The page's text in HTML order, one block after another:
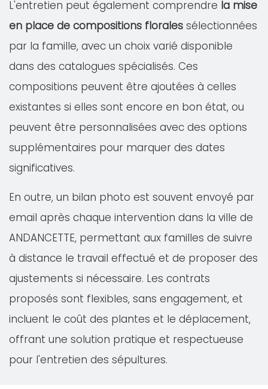
L'entretien peut également comprendre la mise
en place de compositions florales sélectionnées
par la famille, avec un choix varié disponible
dans des catalogues spécialisés. Ces
compositions peuvent être ajoutées à celles
existantes si elles sont encore en bon état, ou
peuvent être personnalisées avec des options
supplémentaires pour marquer des dates
significatives.
En outre, un bilan photo est souvent envoyé par
email après chaque intervention dans la ville de
ANDANCETTE, permettant aux familles de suivre
à distance le travail effectué et de proposer des
ajustements si nécessaire. Les contrats
proposés sont flexibles, sans engagement, et
incluent le coût des plantes et le déplacement,
offrant une solution pratique et respectueuse
pour l'entretien des sépultures.